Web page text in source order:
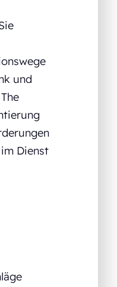
und
Dienst